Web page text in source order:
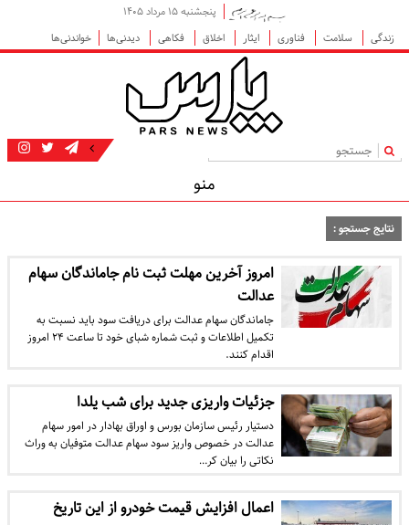
پنجشنبه ۱۵ مرداد ۱۴۰۵
زندگی
سلامت فناوری ایثار اخلاق فکاهی دیدنی‌ها خواندنی‌ها
|
منو
نتایج جستجو :
امروز آخرین مهلت ثبت نام جاماندگان سهام
عدالت
جاماندگان سهام عدالت برای دریافت سود باید نسبت به
تکمیل اطلاعات و ثبت شماره شبای خود تا ساعت ۲۴ امروز
اقدام کنند.
جزئیات واریزی جدید برای شب یلدا
دستیار رئیس سازمان بورس و اوراق بهادار در امور سهام
عدالت در خصوص واریز سود سهام عدالت متوفیان به وراث
نکاتی را بیان کر…
اعمال افزایش قیمت خودرو از این تاریخ